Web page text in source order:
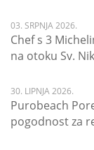
03. SRPNJA 2026.
Chef s 3
na otoku Sv.
30. LIPNJA 2026.
Purobeach
pogodnost za